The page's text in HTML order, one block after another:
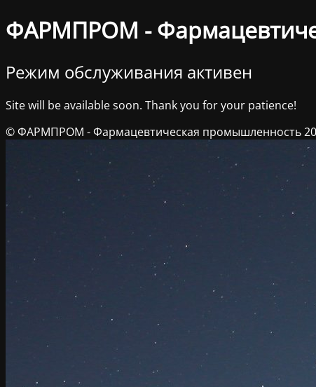
ФАРМПРОМ -
Режим обслуживания активен
Site will be available soon. Thank you for your patience!
© ФАРМПРОМ - Фармацевтическая промышленность